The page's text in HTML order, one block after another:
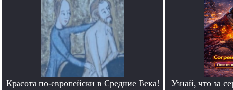
Красота по-европейски в Средние Века!
Узнай, что за